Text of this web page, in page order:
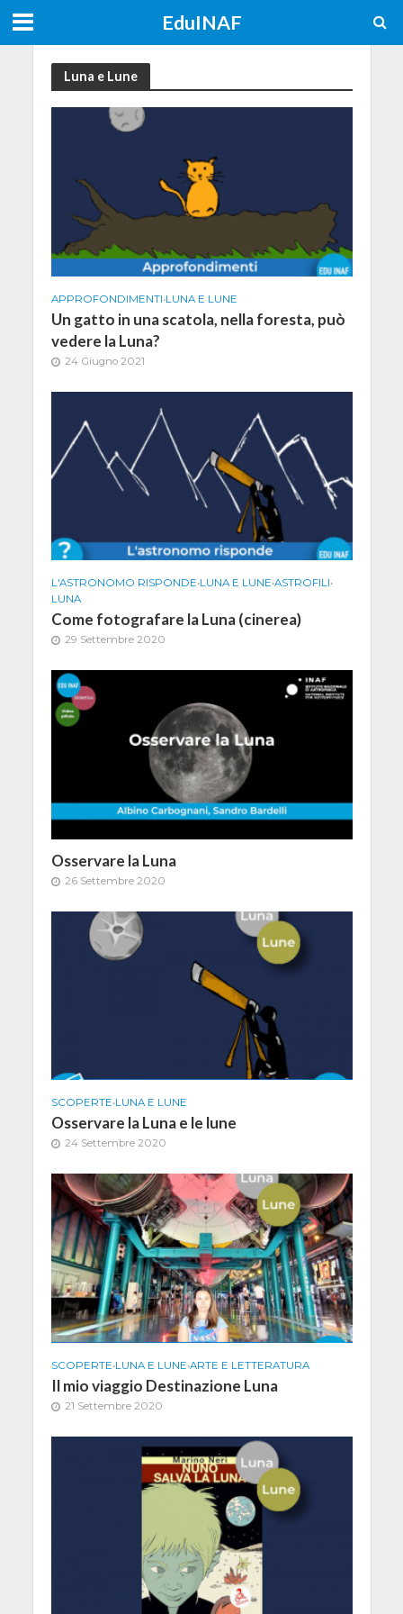
EduINAF
Luna e Lune
APPROFONDIMENTI•LUNA E LUNE
Un gatto in una scatola, nella foresta, può
vedere la Luna?
24 Giugno 2021
L'ASTRONOMO RISPONDE•LUNA E LUNE•ASTROFILI•
LUNA
Come fotografare la Luna (cinerea)
29 Settembre 2020
Osservare la Luna
26 Settembre 2020
SCOPERTE•LUNA E LUNE
Osservare la Luna e le lune
24 Settembre 2020
SCOPERTE•LUNA E LUNE•ARTE E LETTERATURA
Il mio viaggio Destinazione Luna
21 Settembre 2020